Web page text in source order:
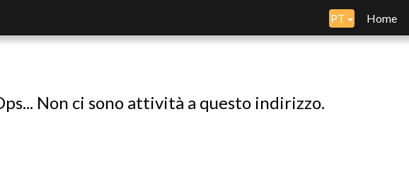
PT Home
Non ci sono attività a questo indirizzo.